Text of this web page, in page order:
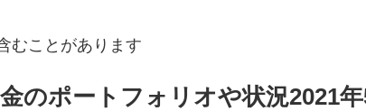
むことがあります
のポートフォリオや状況2021